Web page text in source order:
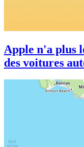
Apple n'a plus
des voitures